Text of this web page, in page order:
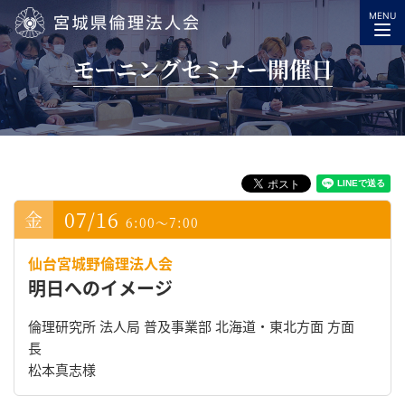
宮城県倫理法人会
MENU
モーニングセミナー開催日
07/16 6:00～7:00
仙台宮城野倫理法人会
明日へのイメージ
倫理研究所 法人局 普及事業部 北海道・東北方面 方面
長
松本真志様